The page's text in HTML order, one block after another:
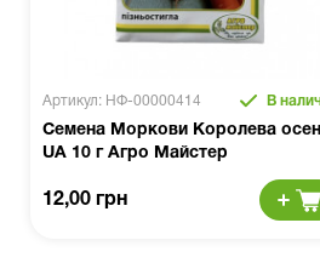
Артикул: НФ-00000414 В
Семена Моркови Королева
UA 10 г Агро Майстер
12,00 грн